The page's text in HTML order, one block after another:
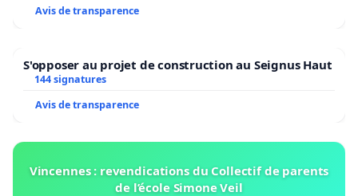
Avis de transparence
S'opposer au projet de construction au Seignus Haut
144 signatures
Avis de transparence
Vincennes : revendications du Collectif de parents
de l’école Simone Veil